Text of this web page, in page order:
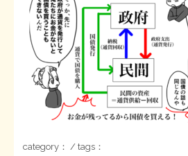
【国の、本当の】財源チラシ／旧・財源研
シン財源はあなたです／合同誌／旧・サブ
日本経済を解説するヤンキー／MIHANAマ
マネクリ戦士 RED & BLACK
MMTの学習資料
チラシ発行部数
会計報告
旧・財研出版について
会計報告
category： / tags：